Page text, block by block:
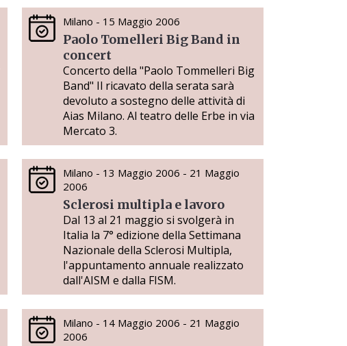
Milano - 15 Maggio 2006
Paolo Tomelleri Big Band in
concert
Concerto della "Paolo Tommelleri Big
Band" Il ricavato della serata sarà
devoluto a sostegno delle attività di
Aias Milano. Al teatro delle Erbe in via
Mercato 3.
Milano - 13 Maggio 2006 - 21 Maggio
2006
Sclerosi multipla e lavoro
Dal 13 al 21 maggio si svolgerà in
Italia la 7° edizione della Settimana
Nazionale della Sclerosi Multipla,
l'appuntamento annuale realizzato
dall'AISM e dalla FISM.
Milano - 14 Maggio 2006 - 21 Maggio
2006